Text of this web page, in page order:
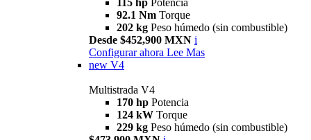
115 hp Potencia
92.1 Nm Torque
202 kg Peso húmedo (sin combustible)
Desde $452,900 MXN i
Configurar ahora Lee Mas
new V4
Multistrada V4
170 hp Potencia
124 kW Torque
229 kg Peso húmedo (sin combustible)